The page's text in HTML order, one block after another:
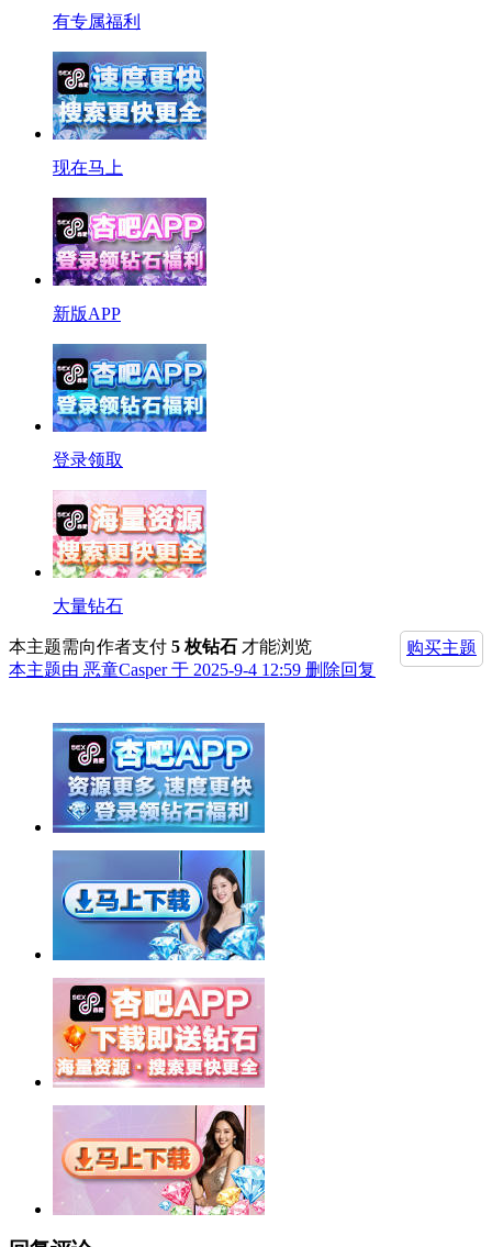
有专属福利
现在马上
新版APP
登录领取
大量钻石
购买主题
本主题需向作者支付 5 枚钻石 才能浏览
本主题由 恶童Casper 于 2025-9-4 12:59 删除回复